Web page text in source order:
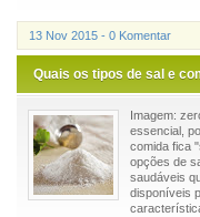
13 Nov 2015 - 0 Komentar
Quais os tipos de sal e
Imagem:
essencial,
comida fica
opções de
saudáveis
disponíveis